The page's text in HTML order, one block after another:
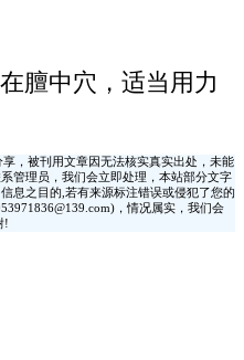
膻中穴，适当用力
，被刊用文章因无法核实真实出处，未能
管理员，我们会立即处理，本站部分文字
息之目的,若有来源标注错误或侵犯了您的
，情况属实，我们会
!